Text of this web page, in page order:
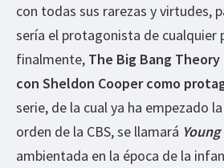
con todas sus rarezas y virtudes,
sería el protagonista de cualquier
finalmente, The Big Bang
con Sheldon Cooper como
serie, de la cual ya ha empezado
orden de la CBS, se llamará
ambientada en la época de la